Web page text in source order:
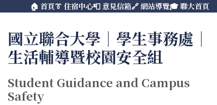
主
要
內
容
區
🏠 首頁👔 住宿中心📮 意見信箱🔗 網站導覽🎓 聯大首頁
國立聯合大學｜學生事務處｜
生活輔導暨校園安全組
Student Guidance and Campus
Safety